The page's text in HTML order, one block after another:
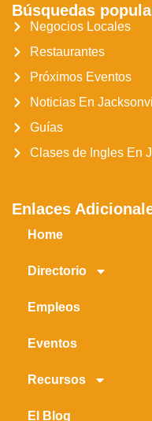
Búsquedas
Negocios Locales
Restaurantes
Próximos Eventos
Noticias En
Guías
Clases de Ingles En
Enlaces
Home
Directorio
Empleos
Eventos
Recursos
El Blog